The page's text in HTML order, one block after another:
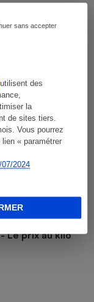
utilisent des
la
de sites tiers.
Vous pourrez
« paramétrer
2024
sans accepter
elle affecte
- Déjà
Le prix au kilo